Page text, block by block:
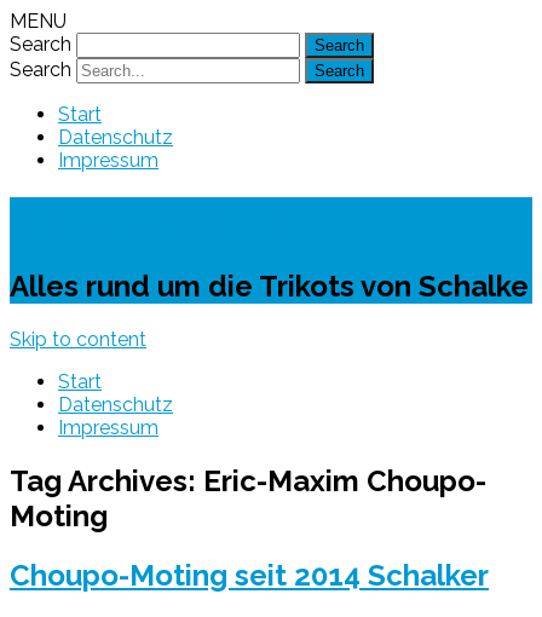
MENU
Search
Search
Start
Datenschutz
Impressum
Alles rund um die Trikots von Schalke
Skip to content
Start
Datenschutz
Impressum
Tag Archives: Eric-Maxim Choupo-
Moting
Choupo-Moting seit 2014 Schalker